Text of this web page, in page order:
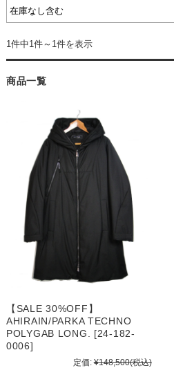
1件中1件～1件を表示
商品一覧
【SALE 30%OFF】
AHIRAIN/PARKA TECHNO
POLYGAB LONG. [24-182-
0006]
定価: ¥148,500(税込)